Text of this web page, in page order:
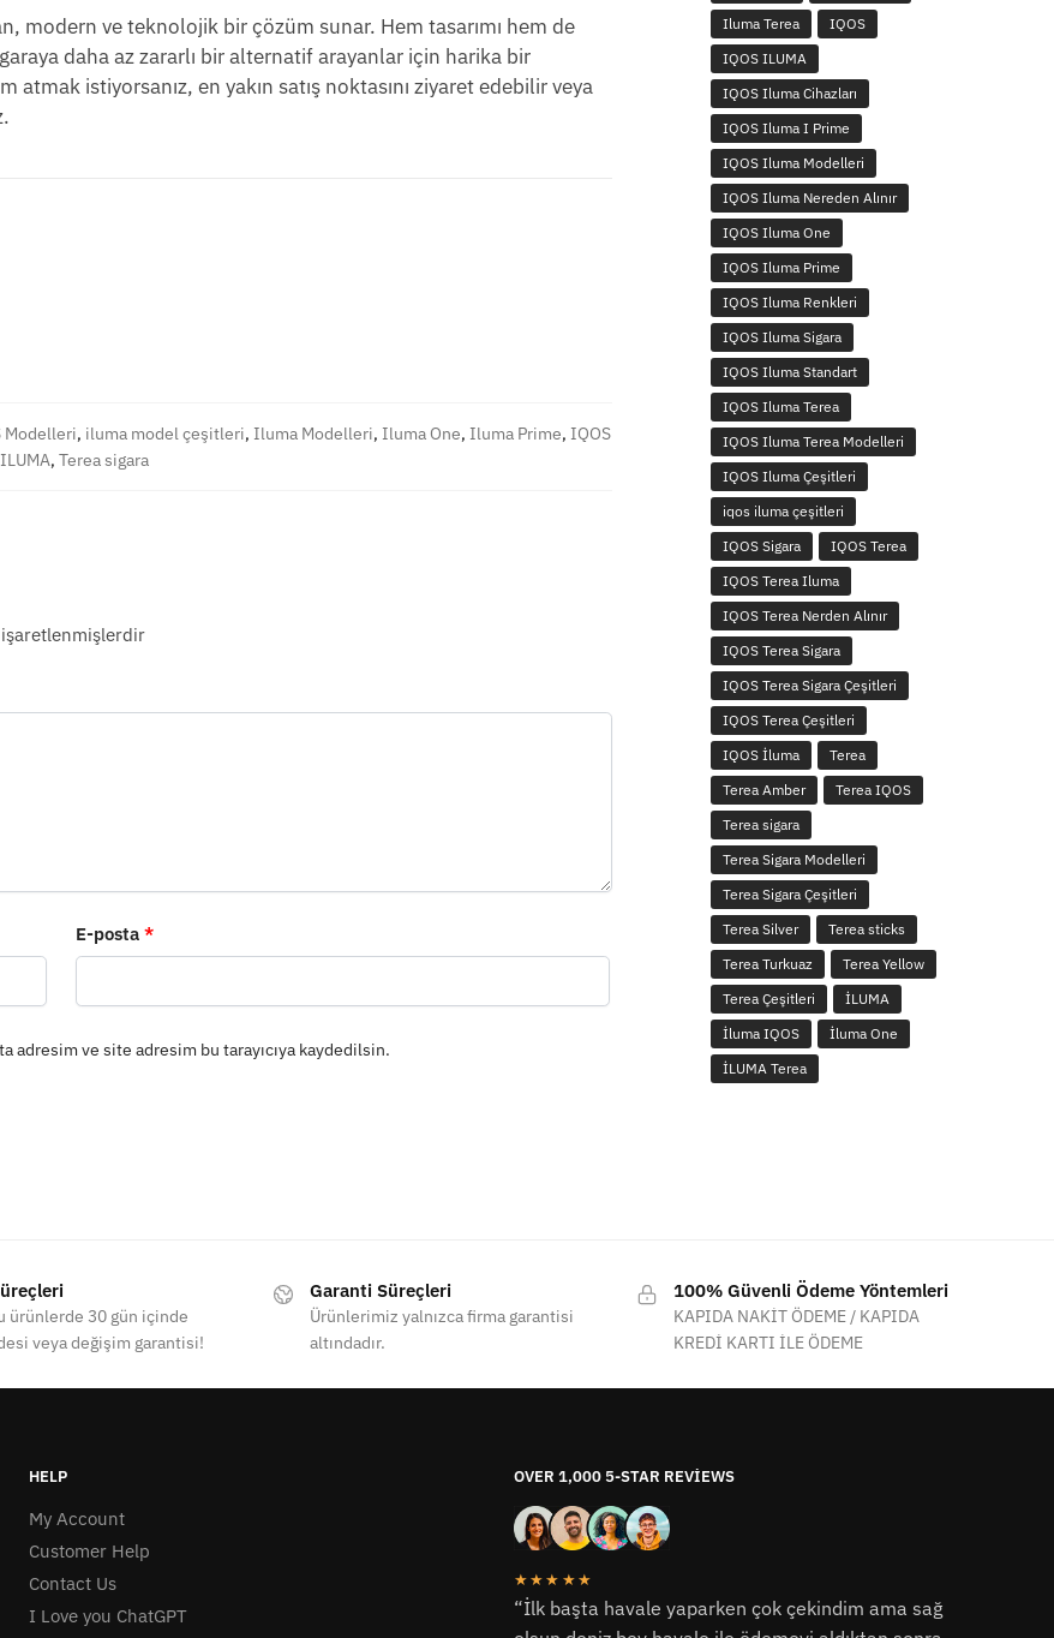
modern ve teknolojik bir çözüm sunar. Hem tasarımı hem de
daha az zararlı bir alternatif arayanlar için harika bir
atmak istiyorsanız, en yakın satış noktasını ziyaret edebilir veya
Modelleri, iluma model çeşitleri, Iluma Modelleri, Iluma One, Iluma Prime, IQOS
ILUMA, Terea sigara
E-posta *
adresim ve site adresim bu tarayıcıya kaydedilsin.
Iluma Terea
IQOS
IQOS ILUMA
IQOS Iluma Cihazları
IQOS Iluma I Prime
IQOS Iluma Modelleri
IQOS Iluma Nereden Alınır
IQOS Iluma One
IQOS Iluma Prime
IQOS Iluma Renkleri
IQOS Iluma Sigara
IQOS Iluma Standart
IQOS Iluma Terea
IQOS Iluma Terea Modelleri
IQOS Iluma Çeşitleri
iqos iluma çeşitleri
IQOS Sigara
IQOS Terea
IQOS Terea Iluma
IQOS Terea Nerden Alınır
IQOS Terea Sigara
IQOS Terea Sigara Çeşitleri
IQOS Terea Çeşitleri
IQOS İluma
Terea
Terea Amber
Terea IQOS
Terea sigara
Terea Sigara Modelleri
Terea Sigara Çeşitleri
Terea Silver
Terea sticks
Terea Turkuaz
Terea Yellow
Terea Çeşitleri
İLUMA
İluma IQOS
İluma One
İLUMA Terea
ürünlerde 30 gün içinde
veya değişim garantisi!
Garanti Süreçleri
Ürünlerimiz yalnızca firma garantisi
altındadır.
100% Güvenli Ödeme Yöntemleri
KAPIDA NAKİT ÖDEME / KAPIDA
KREDİ KARTI İLE ÖDEME
HELP
My Account
Customer Help
Contact Us
I Love you ChatGPT
OVER 1,000 5-STAR REVIEWS
★★★★★
“İlk başta havale yaparken çok çekindim ama sağ